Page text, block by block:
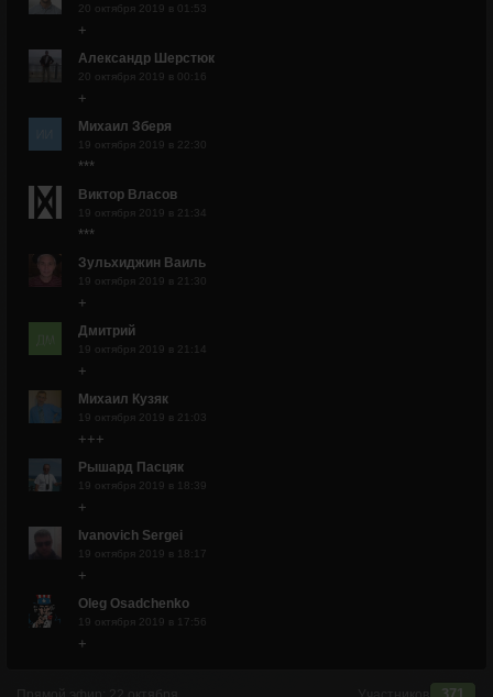
20 октября 2019 в 01:53
+
Александр Шерстюк
20 октября 2019 в 00:16
+
Михаил Зберя
19 октября 2019 в 22:30
***
Виктор Власов
19 октября 2019 в 21:34
***
Зульхиджин Ваиль
19 октября 2019 в 21:30
+
Дмитрий
19 октября 2019 в 21:14
+
Михаил Кузяк
19 октября 2019 в 21:03
+++
Рышард Пасцяк
19 октября 2019 в 18:39
+
Ivanovich Sergei
19 октября 2019 в 18:17
+
Oleg Osadchenko
19 октября 2019 в 17:56
+